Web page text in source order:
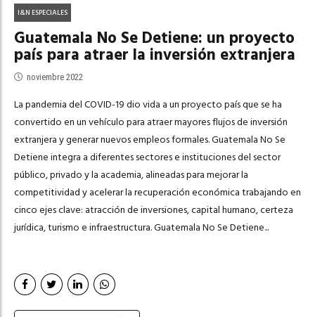
I&N ESPECIALES
Guatemala No Se Detiene: un proyecto
país para atraer la inversión extranjera
noviembre 2022
La pandemia del COVID-19 dio vida a un proyecto país que se ha
convertido en un vehículo para atraer mayores flujos de inversión
extranjera y generar nuevos empleos formales. Guatemala No Se
Detiene integra a diferentes sectores e instituciones del sector
público, privado y la academia, alineadas para mejorar la
competitividad y acelerar la recuperación económica trabajando en
cinco ejes clave: atracción de inversiones, capital humano, certeza
jurídica, turismo e infraestructura. Guatemala No Se Detiene...